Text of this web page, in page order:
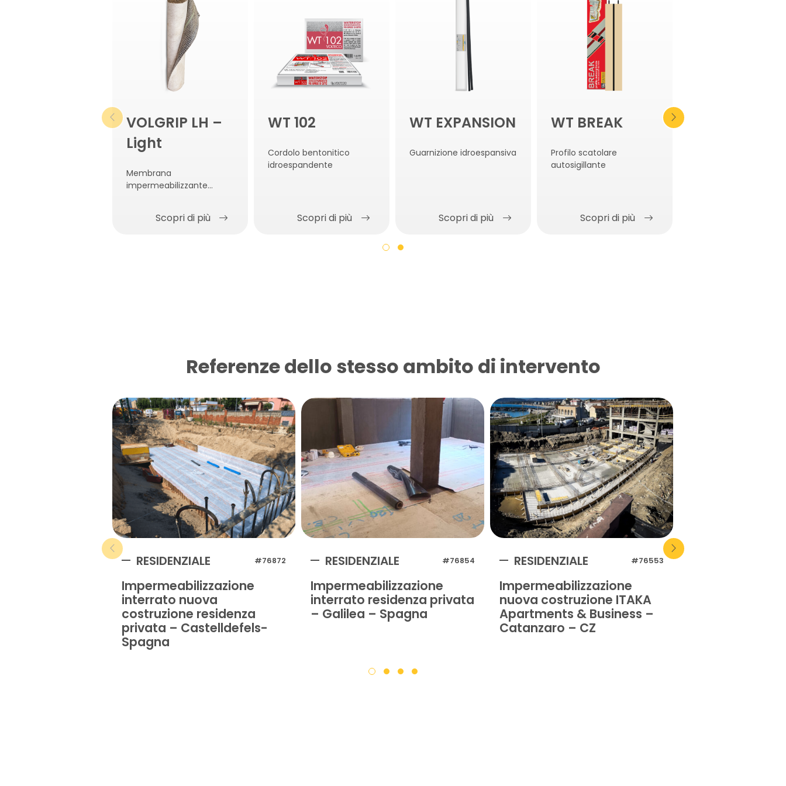
VOLGRIP LH –
Light
Membrana
impermeabilizzante
calcestruzzo.Scopri di più
WT 102
Cordolo bentonitico
idroespandente
Scopri di più
WT EXPANSION
Guarnizione idroespansiva
Scopri di più
WT BREAK
Profilo scatolare
autosigillante
Scopri di più
Referenze dello stesso ambito di intervento
RESIDENZIALE #76872
Impermeabilizzazione
interrato nuova
costruzione residenza
privata – Castelldefels-
Spagna
RESIDENZIALE #76854
Impermeabilizzazione
interrato residenza privata
– Galilea – Spagna
RESIDENZIALE #76553
Impermeabilizzazione
nuova costruzione ITAKA
Apartments & Business –
Catanzaro – CZ